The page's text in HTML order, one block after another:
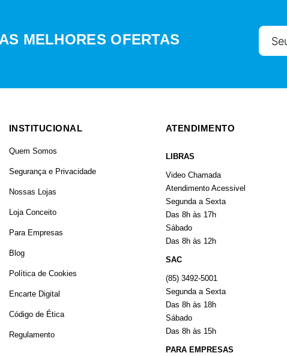
MELHORES OFERTAS
INSTITUCIONAL
Quem Somos
Segurança e Privacidade
Nossas Lojas
Loja Conceito
Para Empresas
Blog
Política de Cookies
Encarte Digital
Código de Ética
Regulamento
ATENDIMENTO
LIBRAS
Video Chamada
Atendimento Acessivel
Segunda a Sexta
Das 8h às 17h
Sábado
Das 8h às 12h
SAC
(85) 3492-5001
Segunda a Sexta
Das 8h às 18h
Sábado
Das 8h às 15h
PARA EMPRESAS